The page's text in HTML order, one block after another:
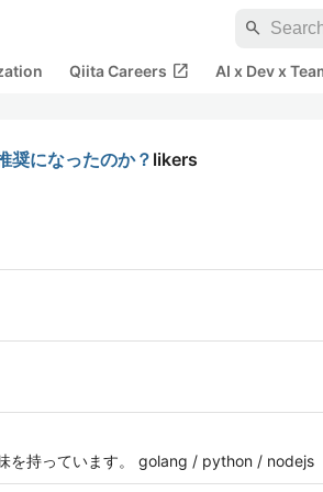
search
Qiita Careers open_in_new AI x Dev x
になったのか？ likers
を持っています。 golang / python / nodejs